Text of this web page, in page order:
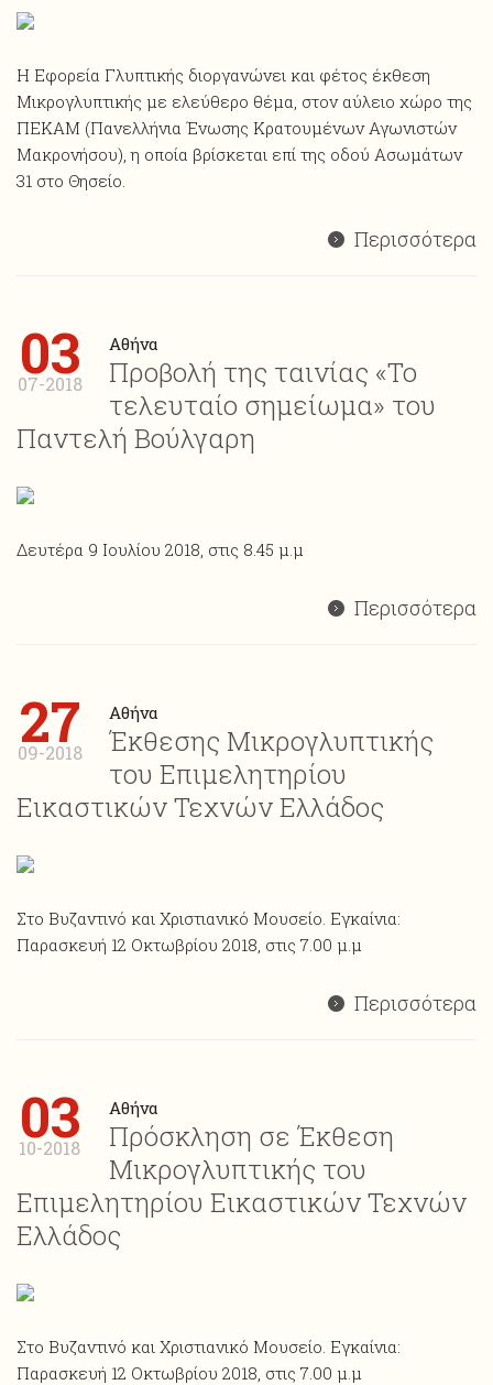
Η Εφορεία Γλυπτικής διοργανώνει και φέτος έκθεση
Mικρογλυπτικής με ελεύθερο θέμα, στον αύλειο χώρο της
ΠΕΚΑΜ (Πανελλήνια Ένωσης Κρατουμένων Αγωνιστών
Μακρονήσου), η οποία βρίσκεται επί της οδού Ασωμάτων
31 στο Θησείο.
Περισσότερα
03
07-2018
Αθήνα
Προβολή της ταινίας «Το
τελευταίο σημείωμα» του
Παντελή Βούλγαρη
Δευτέρα 9 Ιουλίου 2018, στις 8.45 μ.μ
Περισσότερα
27
09-2018
Αθήνα
Έκθεσης Μικρογλυπτικής
του Επιμελητηρίου
Εικαστικών Τεχνών Ελλάδος
Στο Βυζαντινό και Χριστιανικό Μουσείο. Εγκαίνια:
Παρασκευή 12 Οκτωβρίου 2018, στις 7.00 μ.μ
Περισσότερα
03
10-2018
Αθήνα
Πρόσκληση σε Έκθεση
Μικρογλυπτικής του
Επιμελητηρίου Εικαστικών Τεχνών
Ελλάδος
Στο Βυζαντινό και Χριστιανικό Μουσείο. Εγκαίνια:
Παρασκευή 12 Οκτωβρίου 2018, στις 7.00 μ.μ